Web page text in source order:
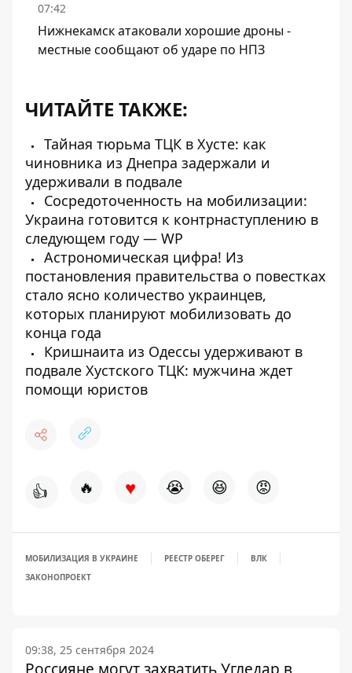
07:42
Нижнекамск атаковали хорошие дроны -
местные сообщают об ударе по НПЗ
ЧИТАЙТЕ ТАКЖЕ:
Тайная тюрьма ТЦК в Хусте: как
чиновника из Днепра задержали и
удерживали в подвале
Сосредоточенность на мобилизации:
Украина готовится к контрнаступлению в
следующем году — WP
Астрономическая цифра! Из
постановления правительства о повестках
стало ясно количество украинцев,
которых планируют мобилизовать до
конца года
Кришнаита из Одессы удерживают в
подвале Хустского ТЦК: мужчина ждет
помощи юристов
👍 🔥 ♥ 😭 😆 😡
МОБИЛИЗАЦИЯ В УКРАИНЕ РЕЕСТР ОБЕРЕГ
ВЛК
ЗАКОНОПРОЕКТ
09:38, 25 сентября 2024
Россияне могут захватить Угледар в